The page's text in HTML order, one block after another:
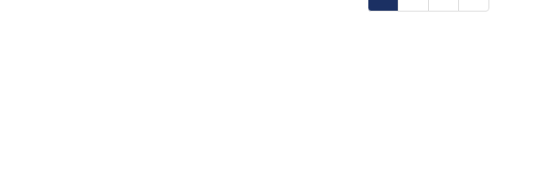
定
定
定